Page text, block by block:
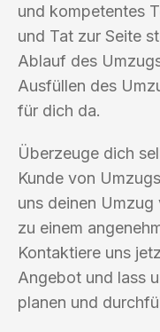
und kompetentes
und Tat zur Seite
Ablauf des
Ausfüllen des
für dich da.
Überzeuge dich
Kunde von
uns deinen Umzug
zu einem
Kontaktiere uns
Angebot und lass
planen und